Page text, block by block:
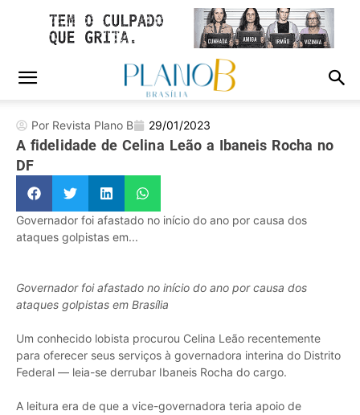
Por Revista Plano B 29/01/2023
A fidelidade de Celina Leão a Ibaneis Rocha no
DF
Governador foi afastado no início do ano por causa dos
ataques golpistas em...
Governador foi afastado no início do ano por causa dos
ataques golpistas em Brasília
Um conhecido lobista procurou Celina Leão recentemente
para oferecer seus serviços à governadora interina do Distrito
Federal — leia-se derrubar Ibaneis Rocha do cargo.
A leitura era de que a vice-governadora teria apoio de